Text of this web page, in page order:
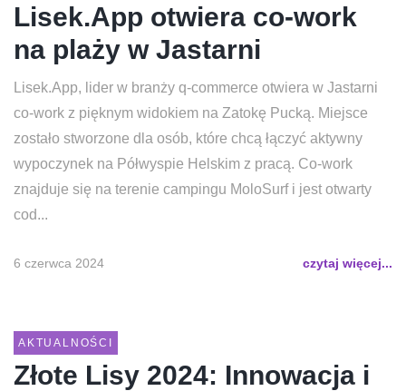
Lisek.App otwiera co-work
na plaży w Jastarni
Lisek.App, lider w branży q-commerce otwiera w Jastarni
co-work z pięknym widokiem na Zatokę Pucką. Miejsce
zostało stworzone dla osób, które chcą łączyć aktywny
wypoczynek na Półwyspie Helskim z pracą. Co-work
znajduje się na terenie campingu MoloSurf i jest otwarty
cod...
6 czerwca 2024 czytaj więcej...
AKTUALNOŚCI
Złote Lisy 2024: Innowacja i